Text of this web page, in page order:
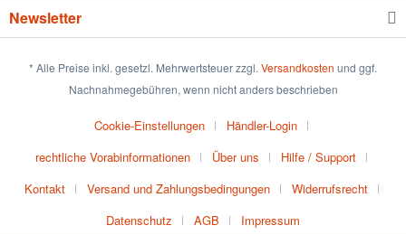
Newsletter
* Alle Preise inkl. gesetzl. Mehrwertsteuer zzgl. Versandkosten und ggf.
Nachnahmegebühren, wenn nicht anders beschrieben
Cookie-Einstellungen
Händler-Login
rechtliche Vorabinformationen
Über uns
Hilfe / Support
Kontakt
Versand und Zahlungsbedingungen
Widerrufsrecht
Datenschutz
AGB Impressum